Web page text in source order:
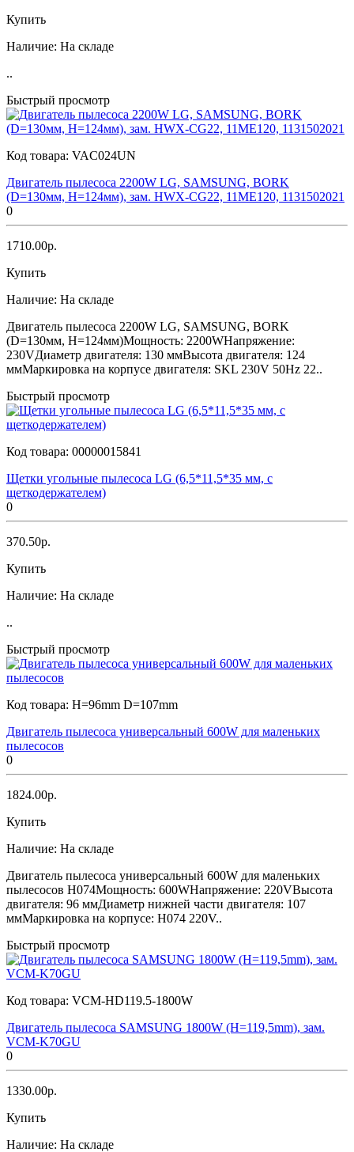
Купить
Наличие: На складе
..
Быстрый просмотр
Код товара: VAC024UN
Двигатель пылесоса 2200W LG, SAMSUNG, BORK
(D=130мм, H=124мм), зам. HWX-CG22, 11ME120, 1131502021
0
1710.00р.
Купить
Наличие: На складе
Двигатель пылесоса 2200W LG, SAMSUNG, BORK
(D=130мм, H=124мм)Мощность: 2200WНапряжение:
230VДиаметр двигателя: 130 ммВысота двигателя: 124
ммМаркировка на корпусе двигателя: SKL 230V 50Hz 22..
Быстрый просмотр
Код товара: 00000015841
Щетки угольные пылесоса LG (6,5*11,5*35 мм, с
щеткодержателем)
0
370.50р.
Купить
Наличие: На складе
..
Быстрый просмотр
Код товара: H=96mm D=107mm
Двигатель пылесоса универсальный 600W для маленьких
пылесосов
0
1824.00р.
Купить
Наличие: На складе
Двигатель пылесоса универсальный 600W для маленьких
пылесосов H074Мощность: 600WНапряжение: 220VВысота
двигателя: 96 ммДиаметр нижней части двигателя: 107
ммМаркировка на корпусе: H074 220V..
Быстрый просмотр
Код товара: VCM-HD119.5-1800W
Двигатель пылесоса SAMSUNG 1800W (H=119,5mm), зам.
VCM-K70GU
0
1330.00р.
Купить
Наличие: На складе